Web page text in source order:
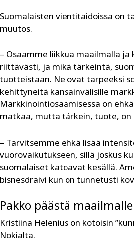
Suomalaisten vientitaidoissa on
muutos.
– Osaamme liikkua maailmalla ja
riittävästi, ja mikä tärkeintä,
tuotteistaan. Ne ovat tarpeeksi
kehittyneitä kansainvälisille
Markkinointiosaamisessa on
matkaa, mutta tärkein, tuote, on
– Tarvitsemme ehkä lisää
vuorovaikutukseen, sillä joskus
suomalaiset katoavat kesällä.
bisnesdraivi kun on tunnetusti
Pakko päästä maailmalle
Kristiina Helenius on kotoisin
Nokialta.